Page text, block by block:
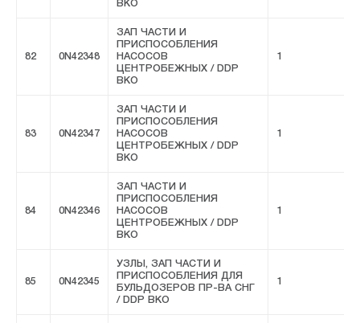
ВКО
82 0N42348
ЗАП ЧАСТИ И
ПРИСПОСОБЛЕНИЯ
НАСОСОВ
ЦЕНТРОБЕЖНЫХ / DDP
ВКО
1
83 0N42347
ЗАП ЧАСТИ И
ПРИСПОСОБЛЕНИЯ
НАСОСОВ
ЦЕНТРОБЕЖНЫХ / DDP
ВКО
1
84 0N42346
ЗАП ЧАСТИ И
ПРИСПОСОБЛЕНИЯ
НАСОСОВ
ЦЕНТРОБЕЖНЫХ / DDP
ВКО
1
85 0N42345
УЗЛЫ, ЗАП ЧАСТИ И
ПРИСПОСОБЛЕНИЯ ДЛЯ
БУЛЬДОЗЕРОВ ПР-ВА СНГ
/ DDP ВКО
1